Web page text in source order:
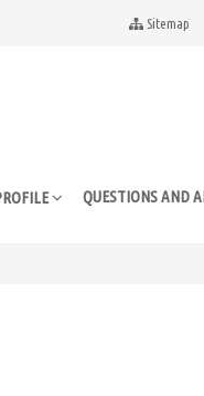
Sitemap
QUESTIONS AND